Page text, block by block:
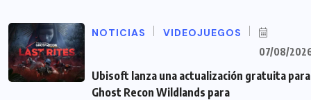
NOTICIAS VIDEOJUEGOS
07/08/
Ubisoft lanza una actualización gratuita para
Ghost Recon Wildlands para